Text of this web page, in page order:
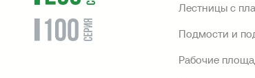
Лестницы с
Подмости и
Рабочие